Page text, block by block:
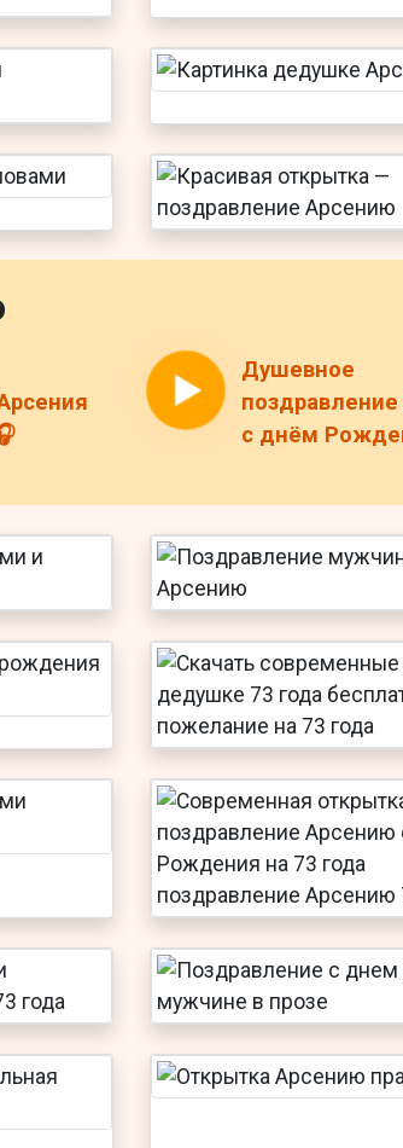
Душевное
с днём